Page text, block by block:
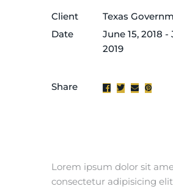
Client
Texas
Date
June 15, 2018 -
2019
Share
Lorem ipsum dolor sit
consectetur adipisicing